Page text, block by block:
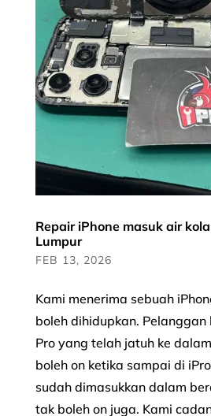
Repair iPhone masuk air
Lumpur
FEB 13, 2026
Kami menerima sebuah
boleh dihidupkan.
Pro yang telah jatuh ke
boleh on ketika sampai di
sudah dimasukkan dalam
tak boleh on juga. Kami